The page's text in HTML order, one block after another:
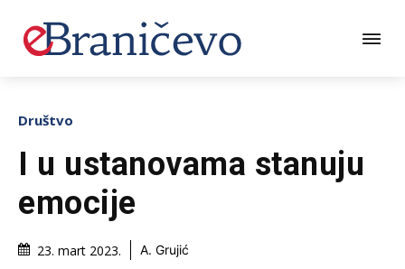
Društvo
I u ustanovama stanuju
emocije
23. mart 2023. A. Grujić